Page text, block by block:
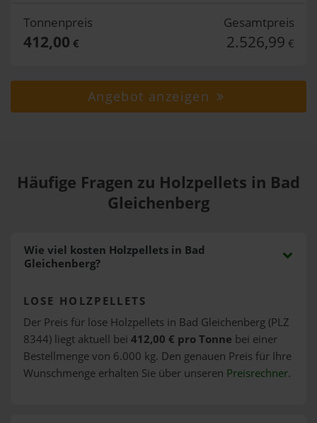
Tonnenpreis
412,00 €
Gesamtpreis
2.526,99 €
Angebot anzeigen
Häufige Fragen zu Holzpellets in Bad
Gleichenberg
Wie viel kosten Holzpellets in Bad
Gleichenberg?
LOSE HOLZPELLETS
Der Preis für lose Holzpellets in Bad Gleichenberg (PLZ
8344) liegt aktuell bei 412,00 € pro Tonne bei einer
Bestellmenge von 6.000 kg. Den genauen Preis für Ihre
Wunschmenge erhalten Sie über unseren Preisrechner.